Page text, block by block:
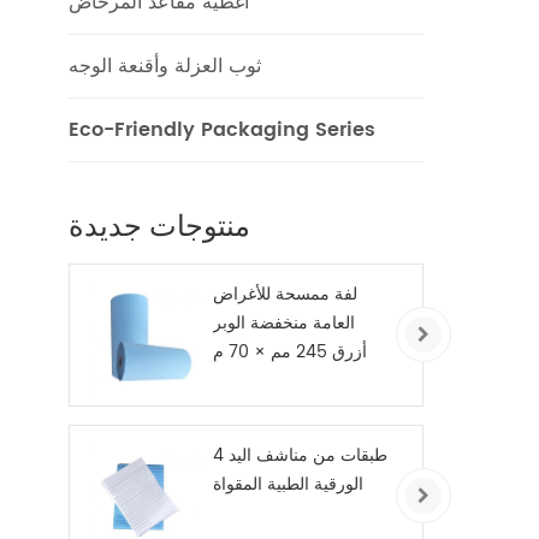
ثوب العزلة وأقنعة الوجه
Eco-Friendly Packaging Series
منتوجات جديدة
لفة ممسحة للأغراض
العامة منخفضة الوبر
أزرق 245 مم × 70 م
4 طبقات من مناشف اليد
الورقية الطبية المقواة